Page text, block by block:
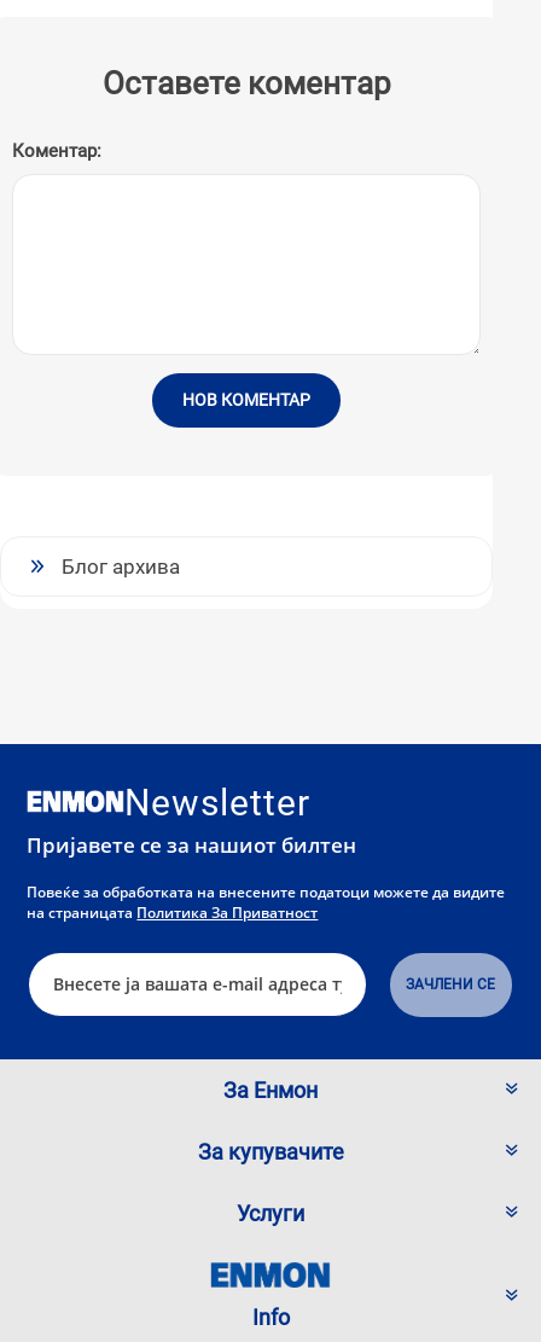
Оставете коментар
Коментар:
НОВ КОМЕНТАР
Блог архива
Newsletter
Пријавете се за нашиот билтен
Повеќе за обработката на внесените податоци можете да видите
на страницата Политика За Приватност
За Енмон
За купувачите
Услуги
Info